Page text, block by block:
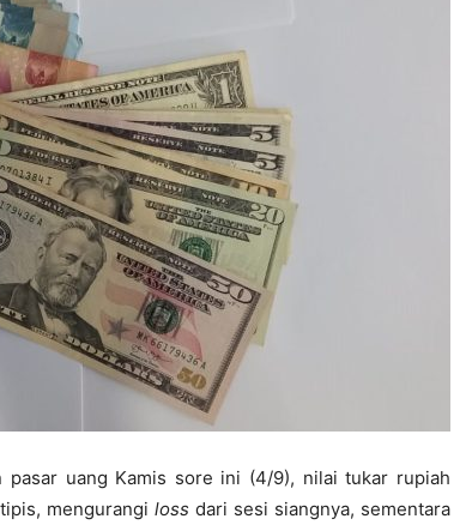
pasar uang Kamis sore ini (4/9), nilai tukar rupiah
mengurangi loss dari sesi siangnya, sementara